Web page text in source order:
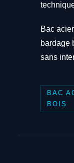
Bac
bardage
sans
BAC
BOIS